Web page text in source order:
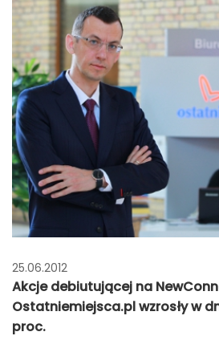
25.06.2012
Akcje debiutującej na
Ostatniemiejsca.pl wzrosły w
proc.